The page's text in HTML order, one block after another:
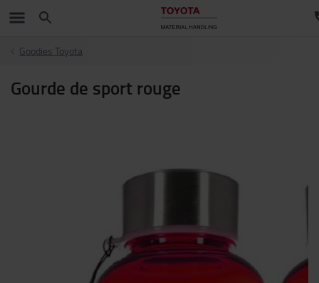
Goodies Toyota
Gourde de sport rouge